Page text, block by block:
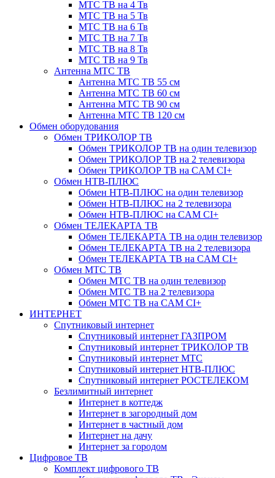
МТС ТВ на 4 Тв
МТС ТВ на 5 Тв
МТС ТВ на 6 Тв
МТС ТВ на 7 Тв
МТС ТВ на 8 Тв
МТС ТВ на 9 Тв
Антенна МТС ТВ
Антенна МТС ТВ 55 см
Антенна МТС ТВ 60 см
Антенна МТС ТВ 90 см
Антенна МТС ТВ 120 см
Обмен оборудования
Обмен ТРИКОЛОР ТВ
Обмен ТРИКОЛОР ТВ на один телевизор
Обмен ТРИКОЛОР ТВ на 2 телевизора
Обмен ТРИКОЛОР ТВ на CAM CI+
Обмен НТВ-ПЛЮС
Обмен НТВ-ПЛЮС на один телевизор
Обмен НТВ-ПЛЮС на 2 телевизора
Обмен НТВ-ПЛЮС на CAM CI+
Обмен ТЕЛЕКАРТА ТВ
Обмен ТЕЛЕКАРТА ТВ на один телевизор
Обмен ТЕЛЕКАРТА ТВ на 2 телевизора
Обмен ТЕЛЕКАРТА ТВ на CAM CI+
Обмен МТС ТВ
Обмен МТС ТВ на один телевизор
Обмен МТС ТВ на 2 телевизора
Обмен МТС ТВ на CAM CI+
ИНТЕРНЕТ
Спутниковый интернет
Спутниковый интернет ГАЗПРОМ
Спутниковый интернет ТРИКОЛОР ТВ
Спутниковый интернет МТС
Спутниковый интернет НТВ-ПЛЮС
Спутниковый интернет РОСТЕЛЕКОМ
Безлимитный интернет
Интернет в коттедж
Интернет в загородный дом
Интернет в частный дом
Интернет на дачу
Интернет за городом
Цифровое ТВ
Комплект цифрового ТВ